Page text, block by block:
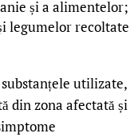
și a alimentelor;
legumelor recoltate
utilizate,
din zona afectată și